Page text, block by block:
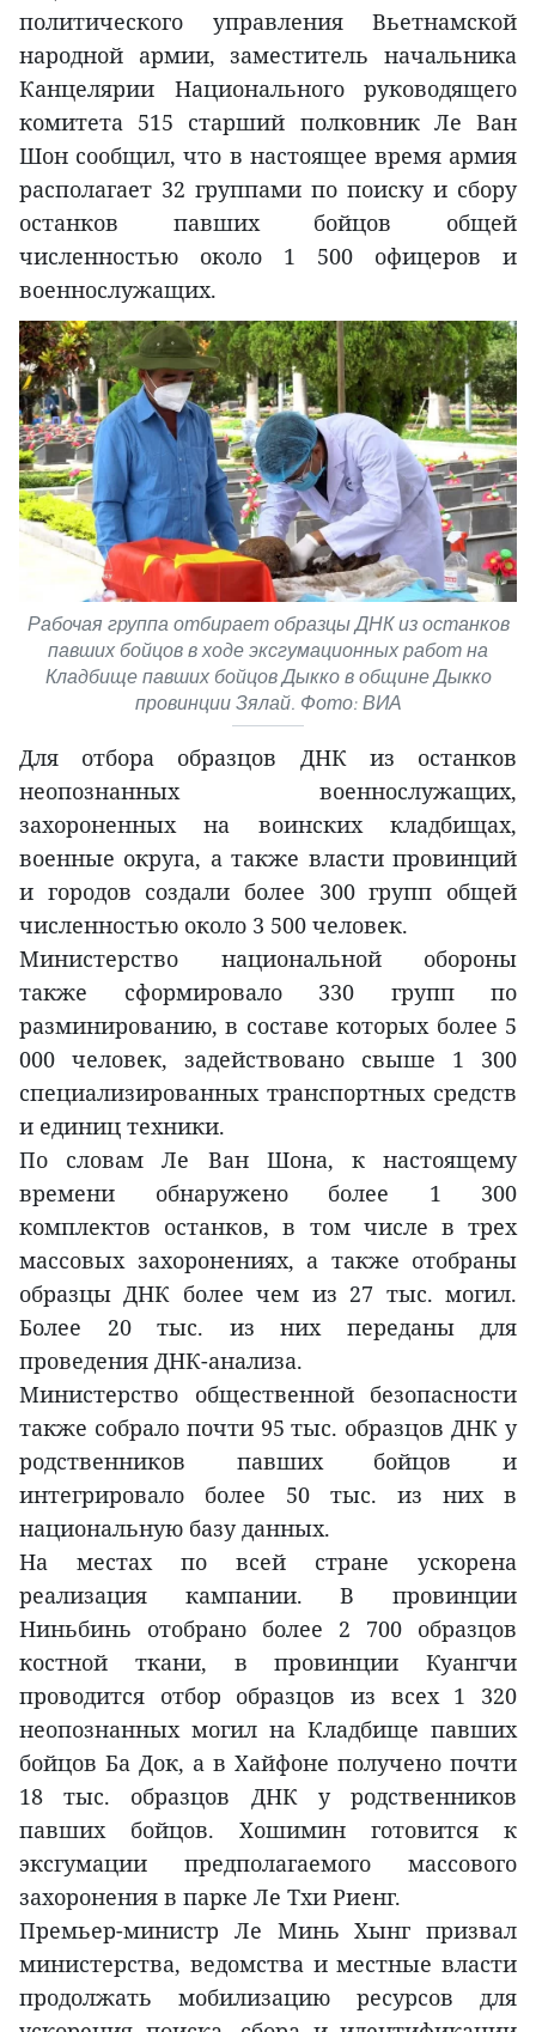
политического управления Вьетнамской
народной армии, заместитель начальника
Канцелярии Национального руководящего
комитета 515 старший полковник Ле Ван
Шон сообщил, что в настоящее время армия
располагает 32 группами по поиску и сбору
останков павших бойцов общей
численностью около 1 500 офицеров и
военнослужащих.
Рабочая группа отбирает образцы ДНК из останков
павших бойцов в ходе эксгумационных работ на
Кладбище павших бойцов Дыкко в общине Дыкко
провинции Зялай. Фото: ВИА
Для отбора образцов ДНК из останков
неопознанных военнослужащих,
захороненных на воинских кладбищах,
военные округа, а также власти провинций
и городов создали более 300 групп общей
численностью около 3 500 человек.
Министерство национальной обороны
также сформировало 330 групп по
разминированию, в составе которых более 5
000 человек, задействовано свыше 1 300
специализированных транспортных средств
и единиц техники.
По словам Ле Ван Шона, к настоящему
времени обнаружено более 1 300
комплектов останков, в том числе в трех
массовых захоронениях, а также отобраны
образцы ДНК более чем из 27 тыс. могил.
Более 20 тыс. из них переданы для
проведения ДНК-анализа.
Министерство общественной безопасности
также собрало почти 95 тыс. образцов ДНК у
родственников павших бойцов и
интегрировало более 50 тыс. из них в
национальную базу данных.
На местах по всей стране ускорена
реализация кампании. В провинции
Ниньбинь отобрано более 2 700 образцов
костной ткани, в провинции Куангчи
проводится отбор образцов из всех 1 320
неопознанных могил на Кладбище павших
бойцов Ба Док, а в Хайфоне получено почти
18 тыс. образцов ДНК у родственников
павших бойцов. Хошимин готовится к
эксгумации предполагаемого массового
захоронения в парке Ле Тхи Риенг.
Премьер-министр Ле Минь Хынг призвал
министерства, ведомства и местные власти
продолжать мобилизацию ресурсов для